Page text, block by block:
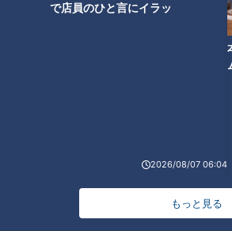
で店員のひと言にイラッ
2026/08/07 06:04
もっと見る
せてもらって、きったないうんち片付
をしてもらったってことを忘れてるじゃ
に帰るか、1回」とつぶやくと、森本さ